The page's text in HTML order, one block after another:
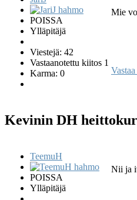
POISSA
Ylläpitäjä
Viestejä: 42
Vastaanotettu kiitos 1
Karma: 0
Mie
Vastaa
Kevinin DH
TeemuH
POISSA
Ylläpitäjä
Nii ja